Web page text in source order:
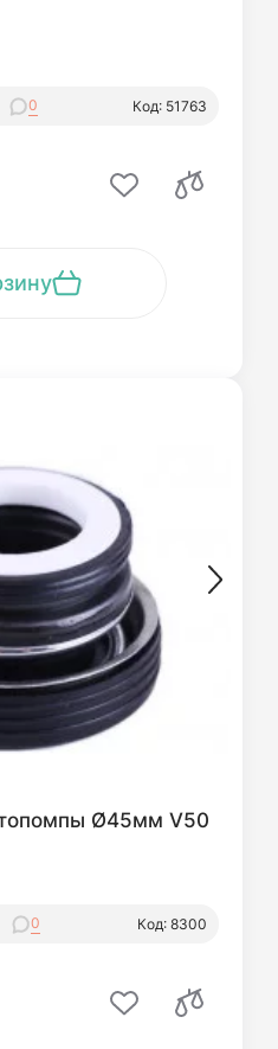
0 Код: 51763
Ø45мм V50
0 Код: 8300